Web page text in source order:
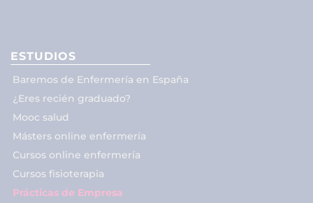
ESTUDIOS
Baremos de Enfermería en España
¿Eres recién graduado?
Mooc salud
Másters online enfermería
Cursos online enfermería
Cursos fisioterapia
Prácticas de Empresa